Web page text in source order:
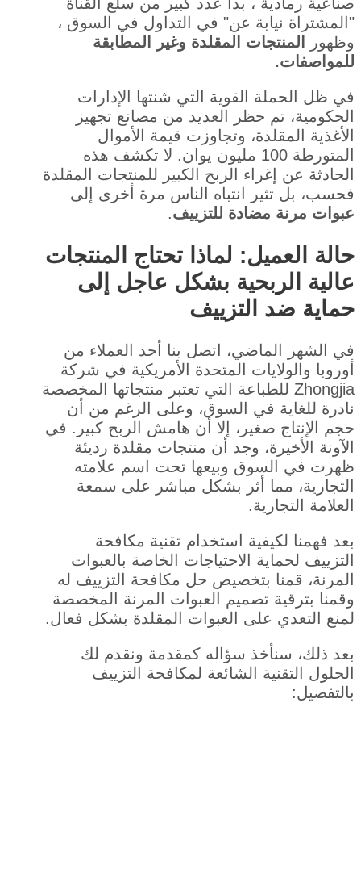
"المشتراة نيابة عن" في التداول في السوق ،
وظهور
المنتجات المقلدة وغير المطابقة
للمواصفات.
في ظل الحملة القوية التي شنتها الإدارات
الحكومية، تم حظر العديد من مصانع تجهيز
الأغذية المقلدة، وتجاوزت قيمة الأموال
المتورطة 100 مليون يوان. لا تكشف هذه
الحادثة عن إغراء الربح الكبير للمنتجات المقلدة
فحسب، بل تثير انتباه الناس مرة أخرى إلى
عبوات مرنة مضادة للتزييف.
حالة العميل: لماذا تحتاج المنتجات
عالية الربحية بشكل عاجل إلى
حماية ضد التزييف
في الشهر الماضي، اتصل بنا أحد العملاء من
أوروبا والولايات المتحدة الأمريكية في شركة
Zhongjia للطباعة التي تعتبر منتجاتها المخصصة
نادرة للغاية في السوق، وعلى الرغم من أن
حجم الإنتاج صغير، إلا أن هامش الربح كبير. في
الآونة الأخيرة، وجد أن منتجات مقلدة رديئة
ظهرت في السوق وبيعها تحت اسم علامته
التجارية، مما أثر بشكل مباشر على سمعة
العلامة التجارية.
بعد فهمنا لكيفية استخدام تقنية مكافحة
التزييف لحماية الاحتياجات الخاصة بالعبوات
المرنة، قمنا بتخصيص حل مكافحة التزييف له
وقمنا بترقية تصميم العبوات المرنة المخصصة
لمنع التعدي على العبوات المقلدة بشكل فعال.
بعد ذلك، سنأخذ سؤاله كمقدمة ونقدم لك
الحلول التقنية الشائعة لمكافحة التزييف
بالتفصيل: